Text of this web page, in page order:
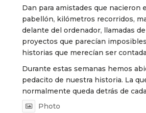
Dan para amistades que nacieron
pabellón, kilómetros recorridos,
delante del ordenador, llamadas
proyectos que parecían
historias que merecían ser
Durante estas semanas hemos
pedacito de nuestra historia. La
normalmente queda detrás de
Photo